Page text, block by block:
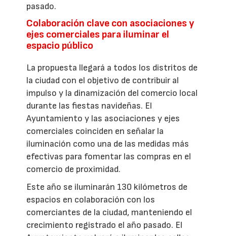
pasado.
Colaboración clave con asociaciones y
ejes comerciales para iluminar el
espacio público
La propuesta llegará a todos los distritos de
la ciudad con el objetivo de contribuir al
impulso y la dinamización del comercio local
durante las fiestas navideñas. El
Ayuntamiento y las asociaciones y ejes
comerciales coinciden en señalar la
iluminación como una de las medidas más
efectivas para fomentar las compras en el
comercio de proximidad.
Este año se iluminarán 130 kilómetros de
espacios en colaboración con los
comerciantes de la ciudad, manteniendo el
crecimiento registrado el año pasado. El